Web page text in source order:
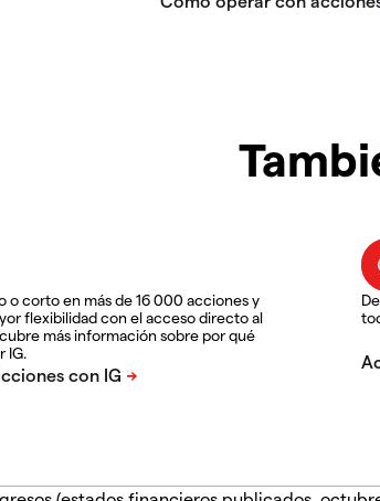
o corto en más de 16 000 acciones y
flexibilidad con el acceso directo al
más información sobre por qué
IG.